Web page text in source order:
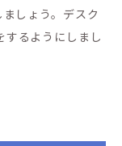
しょう。デスク
するようにしまし